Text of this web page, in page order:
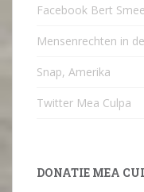
Facebook Bert
Mensenrechten in
Snap, Amerika
Twitter Mea Culpa
DONATIE MEA